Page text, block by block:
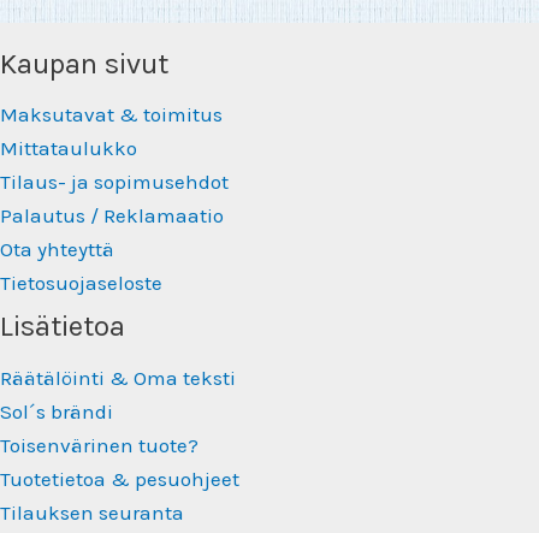
Kaupan sivut
Maksutavat & toimitus
Mittataulukko
Tilaus- ja sopimusehdot
Palautus / Reklamaatio
Ota yhteyttä
Tietosuojaseloste
Lisätietoa
Räätälöinti & Oma teksti
Sol´s brändi
Toisenvärinen tuote?
Tuotetietoa & pesuohjeet
Tilauksen seuranta